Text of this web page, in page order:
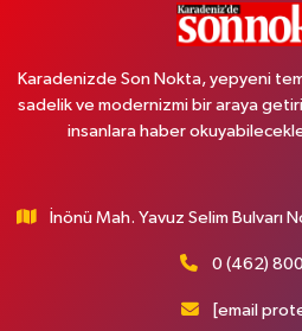
Karadenizde Son Nokta, yepyeni
sadelik ve modernizmi bir araya
insanlara haber
İnönü Mah. Yavuz Selim
0 (462)
[email